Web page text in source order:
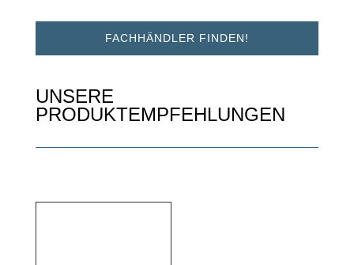
FACHHÄNDLER FINDEN!
UNSERE
PRODUKTEMPFEHLUNGEN